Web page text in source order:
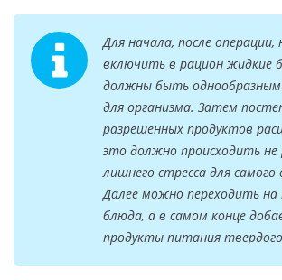
Для начала, после операции,
включить в рацион жидкие
должны быть
для организма. Затем
разрешенных продуктов
это должно происходить не
лишнего стресса для самого
Далее можно переходить на
блюда, а в самом конце
продукты питания